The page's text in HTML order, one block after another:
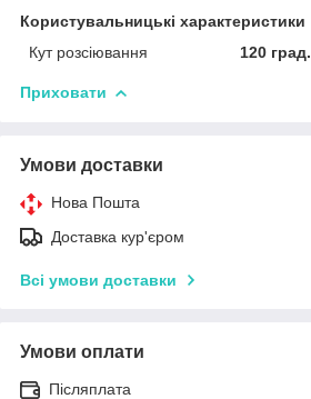
Користувальницькі характеристики
Кут розсіювання
120 град.
Приховати
Умови доставки
Нова Пошта
Доставка кур'єром
Всі умови доставки
Умови оплати
Післяплата